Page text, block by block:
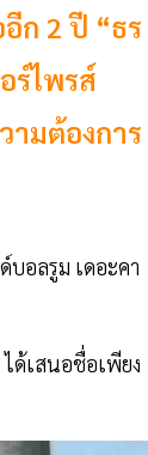
ก 2 ปี “ธร
ร์ไพรส์
ามต้องการ
อลรูม เดอะคา
ด้เสนอชื่อเพียง